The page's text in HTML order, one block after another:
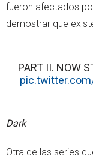
fueron afectados
demostrar que
PART II. NOW
Dark
Otra de las series